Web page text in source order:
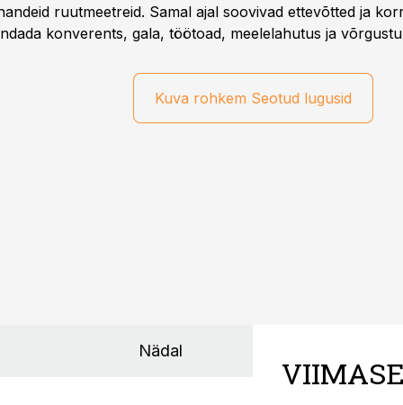
ruutmeetreid. Samal ajal soovivad ettevõtted ja
konverents, gala, töötoad, meelelahutus ja
uuendusega, mis pakub senisest oluliselt rohkem
Kuva rohkem Seotud lugusid
Nädal